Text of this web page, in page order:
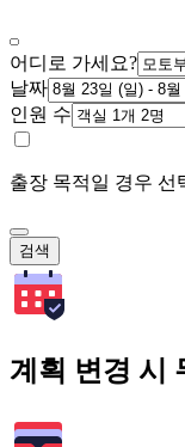
어디로 가세요?
날짜
인원 수
출장 목적일 경우 선
검색
계획 변경 시